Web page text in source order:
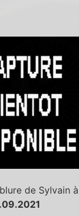
de Sylvain